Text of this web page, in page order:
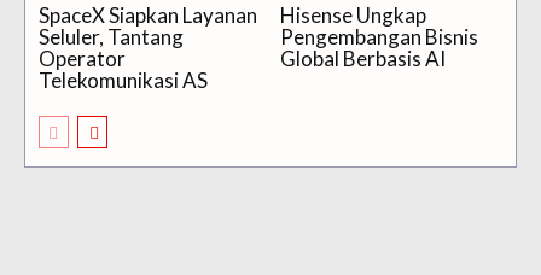
SpaceX Siapkan Layanan
Seluler, Tantang
Operator
Telekomunikasi AS
Hisense Ungkap
Pengembangan Bisnis
Global Berbasis AI